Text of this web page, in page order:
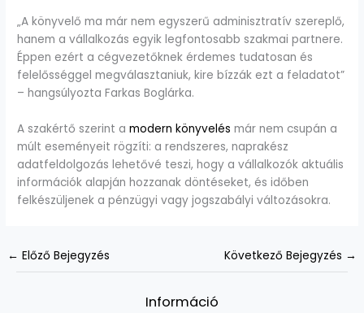
„A könyvelő ma már nem egyszerű adminisztratív szereplő,
hanem a vállalkozás egyik legfontosabb szakmai partnere.
Éppen ezért a cégvezetőknek érdemes tudatosan és
felelősséggel megválasztaniuk, kire bízzák ezt a feladatot”
– hangsúlyozta Farkas Boglárka.
A szakértő szerint amodern könyvelés már nem csupán a
múlt eseményeit rögzíti: a rendszeres, naprakész
adatfeldolgozás lehetővé teszi, hogy a vállalkozók aktuális
információk alapján hozzanak döntéseket, és időben
felkészüljenek a pénzügyi vagy jogszabályi változásokra.
← Előző Bejegyzés Következő Bejegyzés →
Információ